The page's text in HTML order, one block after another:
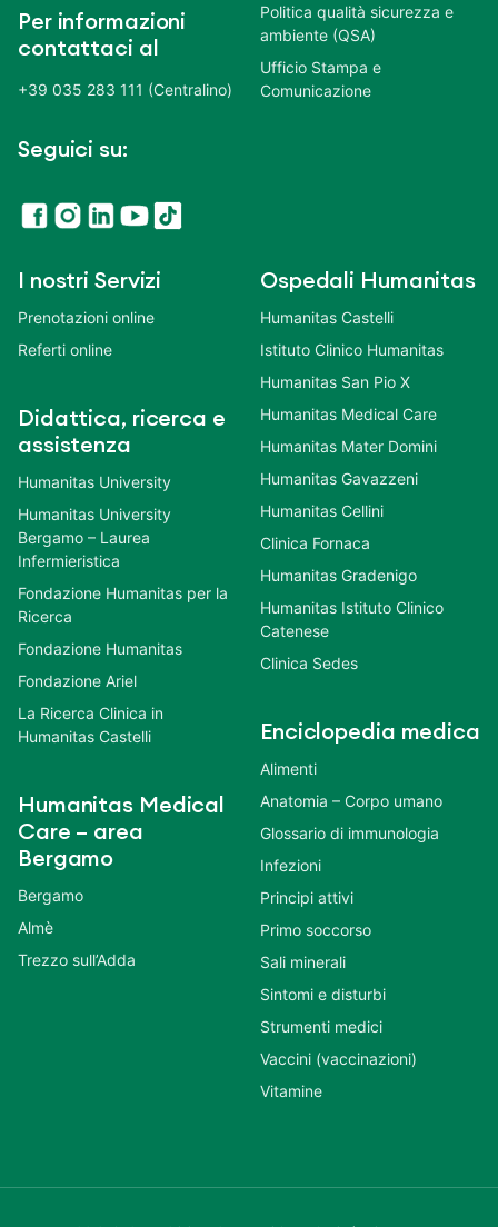
Per informazioni
contattaci al
+39 035 283 111 (Centralino)
Seguici su:
Politica qualità sicurezza e
ambiente (QSA)
Ufficio Stampa e
Comunicazione
I nostri Servizi
Prenotazioni online
Referti online
Didattica, ricerca e
assistenza
Humanitas University
Humanitas University
Bergamo – Laurea
Infermieristica
Fondazione Humanitas per la
Ricerca
Fondazione Humanitas
Fondazione Ariel
La Ricerca Clinica in
Humanitas Castelli
Humanitas Medical
Care – area
Bergamo
Bergamo
Almè
Trezzo sull’Adda
Ospedali Humanitas
Humanitas Castelli
Istituto Clinico Humanitas
Humanitas San Pio X
Humanitas Medical Care
Humanitas Mater Domini
Humanitas Gavazzeni
Humanitas Cellini
Clinica Fornaca
Humanitas Gradenigo
Humanitas Istituto Clinico
Catenese
Clinica Sedes
Enciclopedia medica
Alimenti
Anatomia – Corpo umano
Glossario di immunologia
Infezioni
Principi attivi
Primo soccorso
Sali minerali
Sintomi e disturbi
Strumenti medici
Vaccini (vaccinazioni)
Vitamine